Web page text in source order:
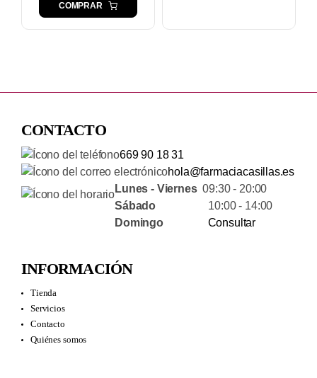
COMPRAR
CONTACTO
669 90 18 31
hola@farmaciacasillas.es
Lunes - Viernes09:30 - 20:00
Sábado 10:00 - 14:00
Domingo
Consultar
INFORMACIÓN
Tienda
Servicios
Contacto
Quiénes somos